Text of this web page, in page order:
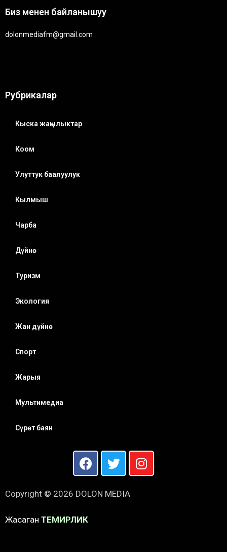
Биз менен байланышуу
dolonmediafm@gmail.com
Рубрикалар
Кыска жаңылыктар
Коом
Улуттук баалуулук
Кылмыш
Чарба
Дүйнө
Туризм
Экология
Жан дүйнө
Спорт
Жарыя
Мультимедиа
Сүрөт баян
Copyright © 2026 DOLON MEDIA
Жасаган ТЕМИРЛИК